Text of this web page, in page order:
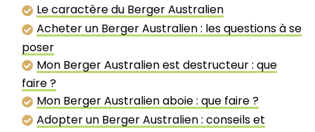
Le caractère du Berger Australien
Acheter un Berger Australien : les questions à se
poser
Mon Berger Australien est destructeur : que
faire ?
Mon Berger Australien aboie : que faire ?
Adopter un Berger Australien : conseils et